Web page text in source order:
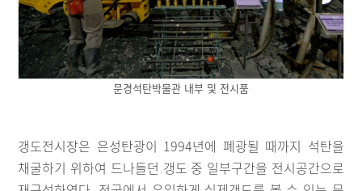
문경석탄박물관 내부 및 전시품
갱도전시장은 은성탄광이 1994년에 폐광될 때까지 석탄을
채굴하기 위하여 드나들던 갱도 중 일부구간을 전시공간으로